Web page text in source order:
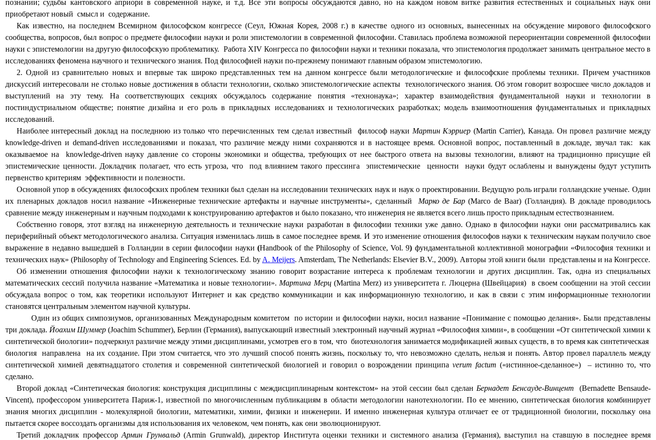
познании; судьбы кантовского априори в современной науке, и т.д. Все эти вопросы обсуждаются давно, но на каждом новом витке развития естественных и социальных наук они
приобретают новый смысл и содержание.
Как известно, на последнем Всемирном философском конгрессе (Сеул, Южная Корея, 2008 г.) в качестве одного из основных, вынесенных на обсуждение мирового философского
сообщества, вопросов, был вопрос о предмете философии науки и роли эпистемологии в современной философии. Ставилась проблема возможной переориентации современной философии
науки с эпистемологии на другую философскую проблематику. Работа ХIV Конгресса по философии науки и техники показала, что эпистемология продолжает занимать центральное место в
исследованиях феномена научного и технического знания. Под философией науки по-прежнему понимают главным образом эпистемологию.
2. Одной из сравнительно новых и впервые так широко представленных тем на данном конгрессе были методологические и философские проблемы техники. Причем участников
дискуссий интересовали не столько новые достижения в области технологии, сколько эпистемологические аспекты технологического знания. Об этом говорит возросшее число докладов и
выступлений на эту тему. На соответствующих секциях обсуждалось содержание понятия «технонаука»; характер взаимодействия фундаментальной науки и технологии в
постиндустриальном обществе; понятие дизайна и его роль в прикладных исследованиях и технологических разработках; модель взаимоотношения фундаментальных и прикладных
исследований.
Наиболее интересный доклад на последнюю из только что перечисленных тем сделал известный
философ науки Мартин Кэрриер (Martin Carrier), Канада. Он провел различие между
knowledge-driven и demand-drivenисследованиями и показал, что различие между ними сохраняются и в настоящее время. Основной вопрос, поставленный в докладе, звучал так:
как
оказываемое на
knowledge-drivenнауку давление со стороны экономики и общества, требующих от нее быстрого ответа на вызовы технологии, влияют на традиционно присущие ей
эпистемические ценности. Докладчик полагает, что есть угроза, что
под влиянием такого прессинга эпистемические ценности
науки будут ослаблены и вынуждены будут уступить
первенство критериям эффективности и полезности.
Основной упор в обсуждениях философских проблем техники был сделан на исследовании технических наук и наук о проектировании. Ведущую роль играли голландские ученые. Один
их пленарных докладов носил название «Инженерные технические артефакты и научные инструменты», сделанный
Марко де Бар(Marco de Baar) (Голландия). В докладе проводилось
сравнение между инженерным и научным подходами к конструированию артефактов и было показано, что инженерия не является всего лишь просто прикладным естествознанием.
Собственно говоря, этот взгляд на инженерную деятельность и технические науки разработан в философии техники уже давно. Однако в философии науки они рассматривались как
периферийный объект методологического анализа. Ситуация изменилась лишь в самое последнее время. И это изменение отношения философов науки к техническим наукам получило свое
выражение в недавно вышедшей в Голландии в серии философии науки (Handbook of the Philosophy of Science, Vol. 9) фундаментальной коллективной монографии «Философия техники и
технических наук» (Philosophy of Technology and Engineering Sciences. Ed. byA. Meijers. Amsterdam, The Netherlands: Elsevier B.V., 2009). Авторы этой книги были представлены и на Конгрессе.
Об изменении отношения философии науки к технологическому знанию говорит возрастание интереса к проблемам технологии и других дисциплин. Так,одна из специальных
математических сессий получила название «Математика и новые технологии».Мартина Мерц(Martina Merz) из университета г. Люцерна (Швейцария)
в своем сообщении на этой сессии
обсуждала вопрос о том, как теоретики используют Интернет и как средство коммуникации и как информационную технологию, и как в связи с этим информационные технологии
становятся центральным элементом научной культуры.
Один из общих симпозиумов, организованных Международным комитетом
по истории и философии науки, носил название «Понимание с помощью делания». Были представлены
три доклада. Йоахим Шуммер (Joachim Schummer), Берлин (Германия), выпускающий известный электронный научный журнал «Философия химии», в сообщении «От синтетической химии к
синтетической биологии» подчеркнул различие между этими дисциплинами, усмотрев его в том, что биотехнология занимается модификацией живых существ, в то время как синтетическая
биология
направлена
на их создание. При этом считается, что это лучший способ понять жизнь, поскольку то, что невозможно сделать, нельзя и понять. Автор провел параллель между
синтетической химией девятнадцатого столетия и современной синтетической биологией и говорил о возрождении принципаverum factum («истинное-сделанное»)
– истинно то, что
сделано.
Второй доклад «Синтетическая биология: конструкция дисциплины с междисциплинарным контекстом» на этой сессии был сделан Бернадет Бенсауде-Винцент (Bernadette Bensaude-
Vincent), профессором университета Париж-1, известной по многочисленным публикациям в области методологии нанотехнологии. По ее мнению, синтетическая биология комбинирует
знания многих дисциплин - молекулярной биологии, математики, химии, физики и инженерии. И именно инженерная культура отличает ее от традиционной биологии, поскольку она
пытается скорее воссоздать организмы для использования их человеком, чем понять, как они эволюционируют.
Третий докладчик профессорАрмин Грунвальд(Armin Grunwald), директор Института оценки техники и системного анализа (Германия), выступил на ставшую в последнее время